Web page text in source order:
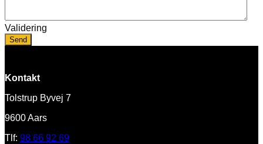
Validering
Kontakt
Tolstrup Byvej 7
9600 Aars
Tlf: 98 66 92 69